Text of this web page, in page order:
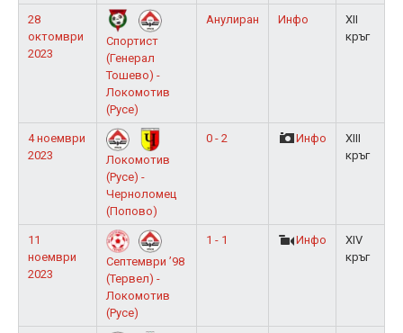
28
октомври
2023
Спортист
(Генерал
Тошево) -
Локомотив
(Русе)
Анулиран Инфо
XII
кръг
4 ноември
2023
Локомотив
(Русе) -
Черноломец
(Попово)
0 - 2 Инфо
XIII
кръг
11
ноември
2023
Септември ’98
(Тервел) -
Локомотив
(Русе)
1 - 1 Инфо
XIV
кръг